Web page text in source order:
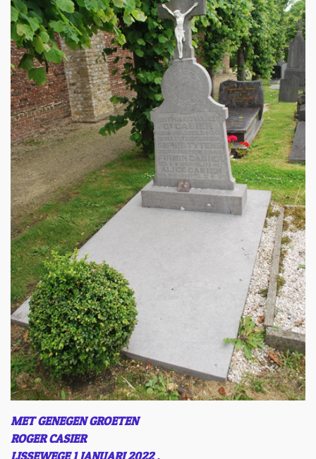
MET GENEGEN GROETEN
ROGER CASIER
LISSEWEGE 1 JANUARI 2022 .